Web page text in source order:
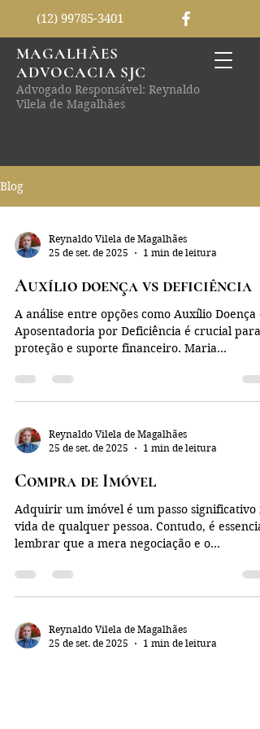
(12) 99785-3401
MAGALHÃES
ADVOCACIA SJC
Advogado Responsável: Reynaldo
Vilela de Magalhães
Blog
Reynaldo Vilela de Magalhães
25 de set. de 2025
1 min de leitura
Auxílio doença vs deficiência
A análise entre opções como Auxílio Doença e
Aposentadoria por Deficiência é crucial para
proteção e suporte financeiro. Maria...
Reynaldo Vilela de Magalhães
25 de set. de 2025
1 min de leitura
Compra de Imóvel
Adquirir um imóvel é um passo significativo
vida de qualquer pessoa. Contudo, é essencial
lembrar que a mera negociação e o
Reynaldo Vilela de Magalhães
25 de set. de 2025
1 min de leitura